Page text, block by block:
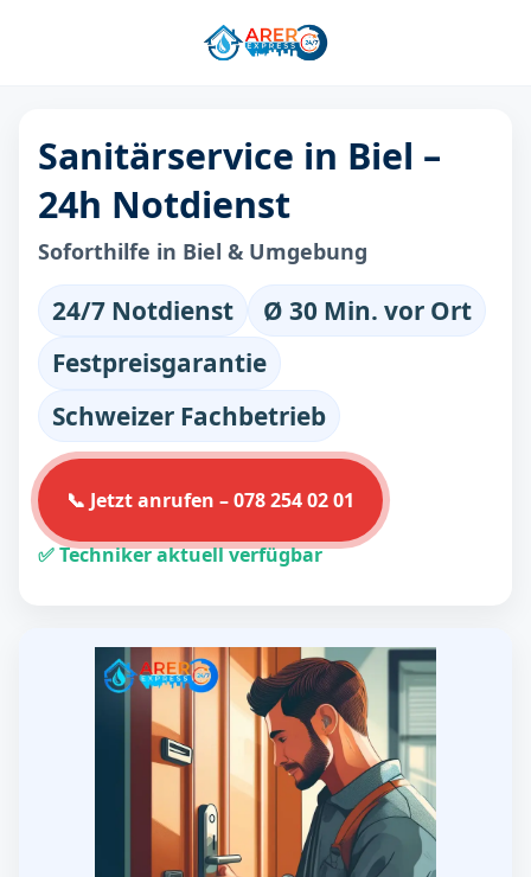
Sanitärservice in Biel –
24h Notdienst
Soforthilfe in Biel & Umgebung
24/7 Notdienst
Ø 30 Min. vor Ort
Festpreisgarantie
Schweizer Fachbetrieb
📞 Jetzt anrufen – 078 254 02 01
✅ Techniker aktuell verfügbar